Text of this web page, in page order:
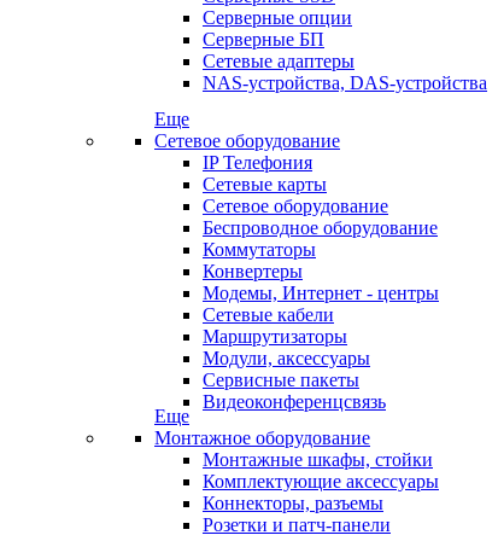
Серверные опции
Серверные БП
Сетевые адаптеры
NAS-устройства, DAS-устройства
Еще
Сетевое оборудование
IP Телефония
Сетевые карты
Сетевое оборудование
Беспроводное оборудование
Коммутаторы
Конвертеры
Модемы, Интернет - центры
Сетевые кабели
Маршрутизаторы
Модули, аксессуары
Сервисные пакеты
Видеоконференцсвязь
Еще
Монтажное оборудование
Монтажные шкафы, стойки
Комплектующие аксессуары
Коннекторы, разъемы
Розетки и патч-панели